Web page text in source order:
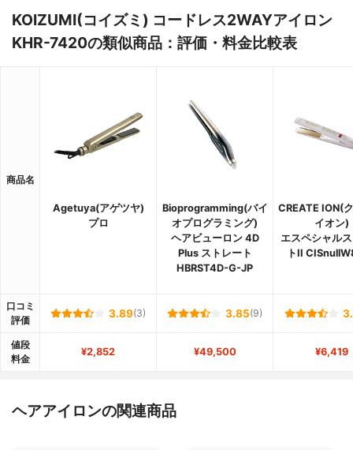
KOIZUMI(コイズミ) コードレス2WAYアイロン
KHR-7420の類似商品：評価・料金比較表
商品名
Agetuya(アゲツヤ)
プロ
Bioprogramming(バイ
オプログラミング)
ヘアビューロン 4D
Plus ストレート
HBRST4D-G-JP
CREATE ION(
イオン)
エスペシャル
トII
口コミ
評価
3.89(3) 3.85(9)
値段
料金
¥2,852 ¥49,500 ¥6,419
ヘアアイロンの関連商品